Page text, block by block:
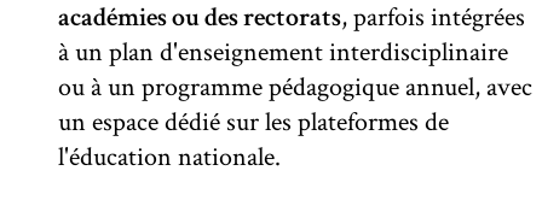
académies ou des rectorats, parfois intégrées
à un plan d'enseignement interdisciplinaire
ou à un programme pédagogique annuel, avec
un espace dédié sur les plateformes de
l'éducation nationale.